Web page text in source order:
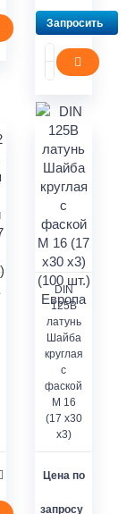
Запросить
DIN
125В
латунь
Шайба
круглая
с
фаской
М 16
(17 x30
x3)
Цена по
запросу